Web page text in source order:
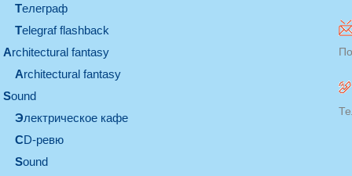
телеграф
Telegraf flashback
architectural fantasy
architectural fantasy
sound
электрическое кафе
CD-ревю
sound